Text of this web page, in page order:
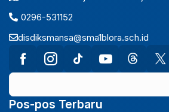
0296-531152
disdiksmansa@sma1blora.sch.id
Pos-pos Terbaru